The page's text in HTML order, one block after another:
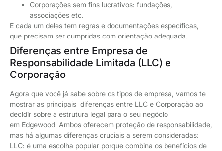
Corporações sem fins lucrativos: fundações,
associações etc.
E cada um deles tem regras e documentações específicas,
que precisam ser cumpridas com orientação adequada.
Diferenças entre Empresa de
Responsabilidade Limitada (LLC) e
Corporação
Agora que você já sabe sobre os tipos de empresa, vamos te
mostrar as principais diferenças entre LLC e Corporação ao
decidir sobre a estrutura legal para o seu negócio
em Edgewood. Ambos oferecem proteção de responsabilidade,
mas há algumas diferenças cruciais a serem consideradas:
LLC: é uma escolha popular porque combina os benefícios de